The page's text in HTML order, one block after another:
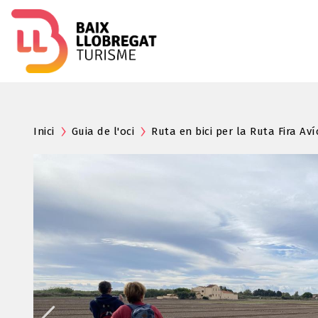
Inici Guia de l'oci Ruta en bici per la Ruta Fira